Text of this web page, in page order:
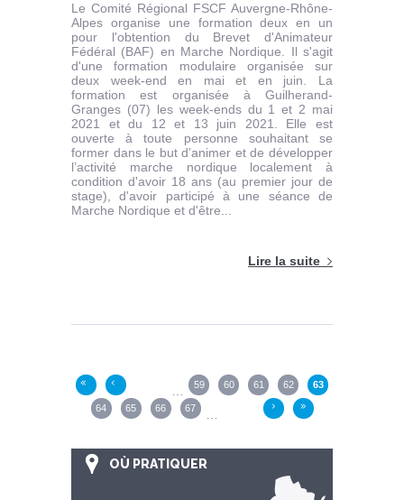
Le Comité Régional FSCF Auvergne-Rhône-
Alpes organise une formation deux en un
pour l'obtention du Brevet d'Animateur
Fédéral (BAF) en Marche Nordique. Il s'agit
d'une formation modulaire organisée sur
deux week-end en mai et en juin. La
formation est organisée à Guilherand-
Granges (07) les week-ends du 1 et 2 mai
2021 et du 12 et 13 juin 2021. Elle est
ouverte à toute personne souhaitant se
former dans le but d’animer et de développer
l’activité marche nordique localement à
condition d'avoir 18 ans (au premier jour de
stage), d'avoir participé à une séance de
Marche Nordique et d'être...
Lire la suite
« ‹ … 59 60 61 62 63
64 65 66 67 … › »
OÙ PRATIQUER